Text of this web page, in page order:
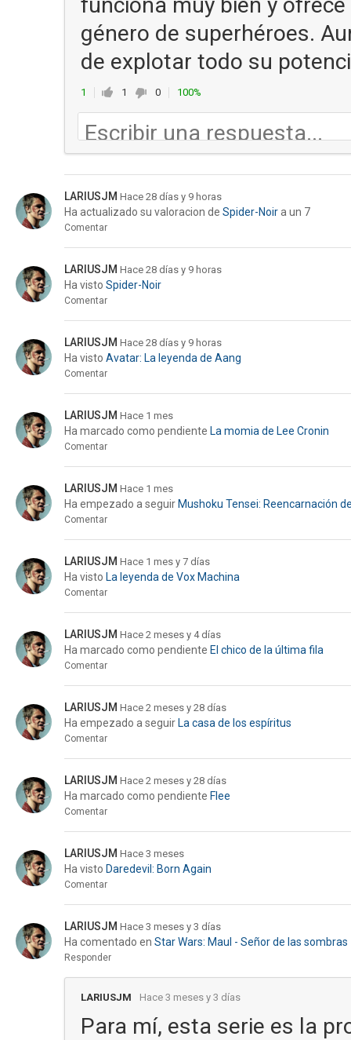
género de superhéroes.
de explotar todo su
1 1 0 100%
LARIUSJM Hace 28 días y 9 horas
Ha actualizado su valoracion de Spider-Noira un 7
Comentar
LARIUSJM Hace 28 días y 9 horas
Ha visto Spider-Noir
Comentar
LARIUSJM Hace 28 días y 9 horas
Ha visto Avatar: La leyenda de Aang
Comentar
LARIUSJM Hace 1 mes
Ha marcado como pendiente La momia de Lee Cronin
Comentar
LARIUSJM Hace 1 mes
Ha empezado a seguir Mushoku Tensei: Reencarnación
Comentar
LARIUSJM Hace 1 mes y 7 días
Ha visto La leyenda de Vox Machina
Comentar
LARIUSJM Hace 2 meses y 4 días
Ha marcado como pendiente El chico de la última fila
Comentar
LARIUSJM Hace 2 meses y 28 días
Ha empezado a seguir La casa de los espíritus
Comentar
LARIUSJM Hace 2 meses y 28 días
Ha marcado como pendiente Flee
Comentar
LARIUSJM Hace 3 meses
Ha visto Daredevil: Born Again
Comentar
LARIUSJM Hace 3 meses y 3 días
Ha comentado en Star Wars: Maul - Señor de las sombras
Responder
LARIUSJM Hace 3 meses y 3 días
Para mí, esta serie es la